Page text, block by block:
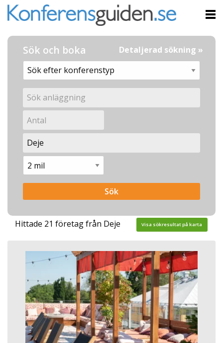
Sök och boka Detaljerad sökning »
Hittade 21 företag från Deje Visa sökresultat på karta